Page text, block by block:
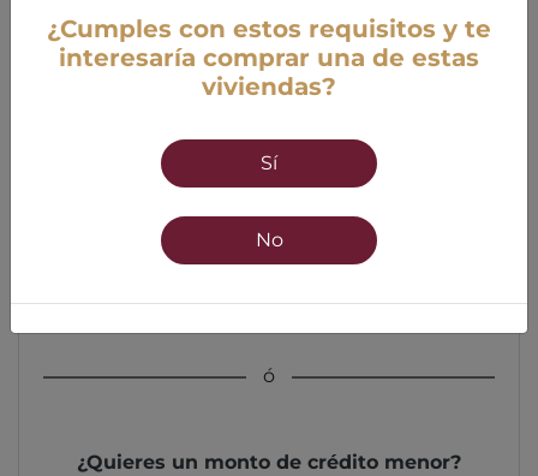
¿Cumples con estos requisitos y te
interesaría comprar una de estas
viviendas?
Sí
No
Edad
18 años mínimo 55 años máximo
ó
¿Quieres un monto de crédito menor?